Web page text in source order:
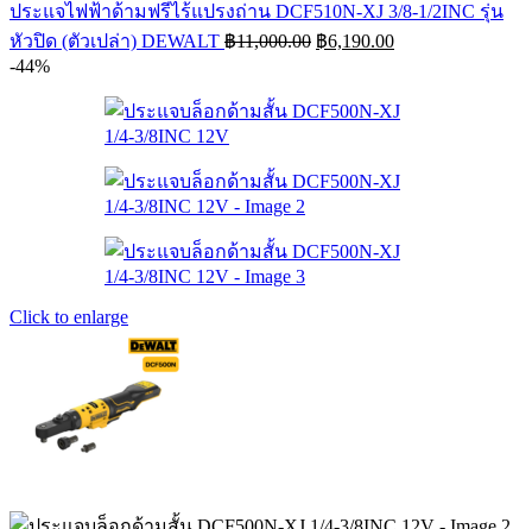
ประแจไฟฟ้าด้ามฟรีไร้แปรงถ่าน DCF510N-XJ 3/8-1/2INC รุ่น
หัวปิด (ตัวเปล่า) DEWALT ฿11,000.00 Original
price
฿11,000.00.
฿6,190.00Current
price
฿6,190.00.
-44%
Click to enlarge